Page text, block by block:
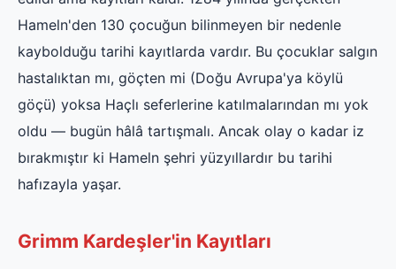
Hameln'den 130 çocuğun bilinmeyen bir nedenle
kaybolduğu tarihi kayıtlarda vardır. Bu çocuklar salgın
hastalıktan mı, göçten mi (Doğu Avrupa'ya köylü
göçü) yoksa Haçlı seferlerine katılmalarından mı yok
oldu — bugün hâlâ tartışmalı. Ancak olay o kadar iz
bırakmıştır ki Hameln şehri yüzyıllardır bu tarihi
hafızayla yaşar.
Grimm Kardeşler'in Kayıtları